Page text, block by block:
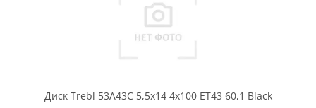
Диск Trebl 53A43C 5,5x14 4x100 ET43 60,1 Black